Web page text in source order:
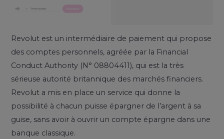
Revolut est un intermédiaire de paiement qui propose
des comptes personnels, agréée par la Financial
Conduct Authority (N° 08804411), qui est la très
sérieuse autorité britannique des marchés financiers.
Revolut a mis en place un service qui donne la
possibilité à chacun puisse épargner de l’argent à sa
guise, sans avoir à ouvrir un compte épargne dans une
banque classique.